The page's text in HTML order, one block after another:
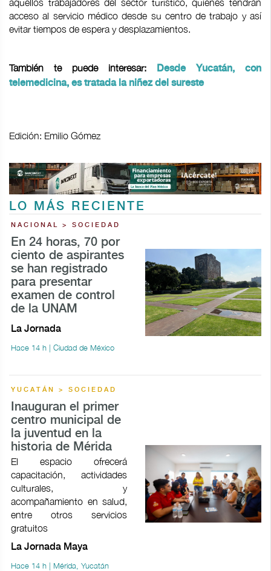
aquellos trabajadores del sector turístico, quienes tendrán
acceso al servicio médico desde su centro de trabajo y así
evitar tiempos de espera y desplazamientos.
También te puede interesar:
Desde Yucatán, con
telemedicina, es tratada la niñez del sureste
Edición: Emilio Gómez
LO MÁS RECIENTE
NACIONAL > SOCIEDAD
En 24 horas, 70 por
ciento de aspirantes
se han registrado
para presentar
examen de control
de la UNAM
La Jornada
Hace 14 h | Ciudad de México
YUCATÁN > SOCIEDAD
Inauguran el primer
centro municipal de
la juventud en la
historia de Mérida
El espacio ofrecerá
capacitación, actividades
culturales, y
acompañamiento en salud,
entre otros servicios
gratuitos
La Jornada Maya
Hace 14 h | Mérida, Yucatán